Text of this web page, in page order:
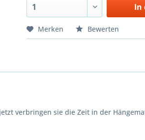
In
Merken Bewerten
verbringen sie die Zeit in der